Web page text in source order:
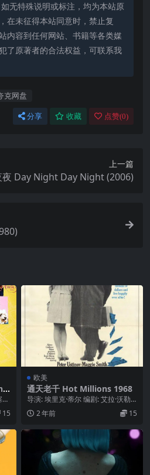
无特殊说明或标注，均为本站原
在未征得本站同意时，禁止复
内容到任何网站、书籍等各类媒
了原著者的合法权益，可联系我
克网盘
分享 收藏 点赞(0)
上一篇
夜 Day Night Day Night (2006)
15
欧美
通天老千 Hot Millions 1968
导演: 埃里克·蒂尔 编剧: 艾拉·沃勒
克 / 彼得·乌斯蒂诺夫 主演: 彼得·...
2 年前 15